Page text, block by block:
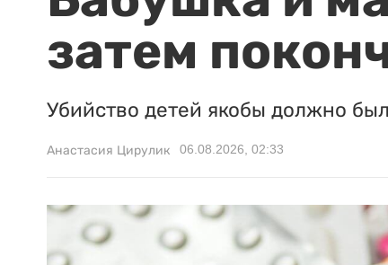
затем
Убийство детей якобы должно
Анастасия Цирулик 06.08.2026, 02:33